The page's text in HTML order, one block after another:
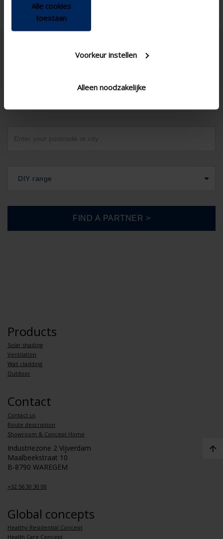
Alle cookies
toestaan
Voorkeur instellen
Alleen noodzakelijke
DIY range
Products
Solar shading
Ventilation
Wall cladding
Outdoor
Contact
Contact us
Route description
Showroom & Concept Home
Industriezone 2 Vijverdam
Maalbeekstraat 10
B-8790 WAREGEM
+32 56 30 30 00
Global concepts
Healthy Residential Concept
Health Care Concept